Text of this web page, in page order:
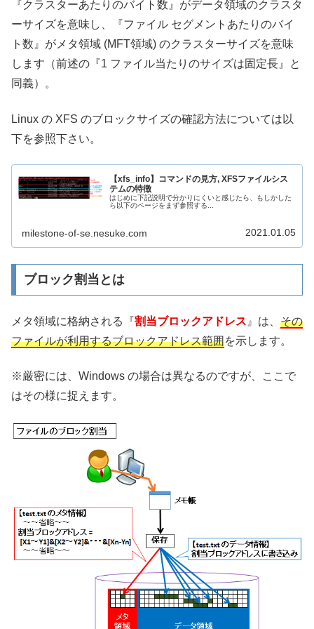
『クラスターあたりのバイト数』がデータ領域のクラスタ
ーサイズを意味し、『ファイル セグメントあたりのバイ
ト数』がメタ領域 (MFT領域) のクラスターサイズを意味
します（前述の『1 ファイル当たりのサイズは固定長』と
同義）。
Linux の XFS のブロックサイズの確認方法については以
下を参照下さい。
【xfs_info】コマンドの見方, XFSファイルシス
テムの特徴
はじめに下記説明で分かりにくいと感じたら、もしかした
ら以下のページをまず参照する...
milestone-of-se.nesuke.com 2021.01.05
ブロック割当とは
メタ領域に格納される『割当ブロックアドレス 』は、 その
ファイルが利用するブロックアドレス範囲を示します。
※厳密には、Windows の場合は異なるのですが、ここで
はその様に捉えます。